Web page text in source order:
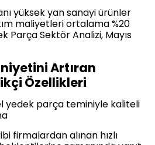
yüksek yan sanayi ürünler
maliyetleri ortalama %20
Parça Sektör Analizi, Mayıs
Artıran
Özellikleri
yedek parça teminiyle kaliteli
firmalardan alınan hızlı